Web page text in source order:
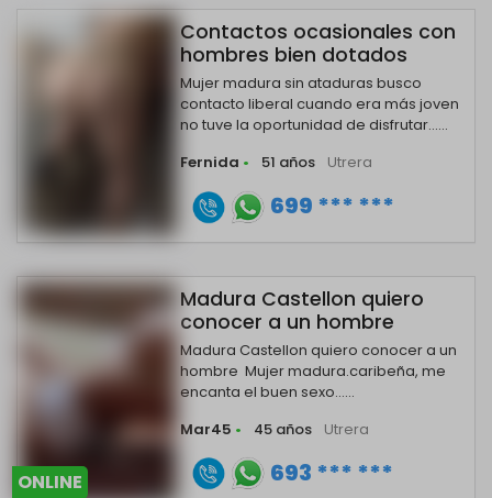
Contactos ocasionales con
hombres bien dotados
Mujer madura sin ataduras busco
contacto liberal cuando era más joven
no tuve la oportunidad de disfrutar......
Fernida • 51 años Utrera
699 *** ***
ONLINE
Madura Castellon quiero
conocer a un hombre
Madura Castellon quiero conocer a un
hombre Mujer madura.caribeña, me
encanta el buen sexo......
Mar45 • 45 años Utrera
693 *** ***